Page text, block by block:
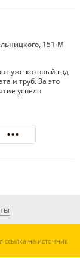
151-М
уже который год
и труб. За это
успело
ссылка на источник